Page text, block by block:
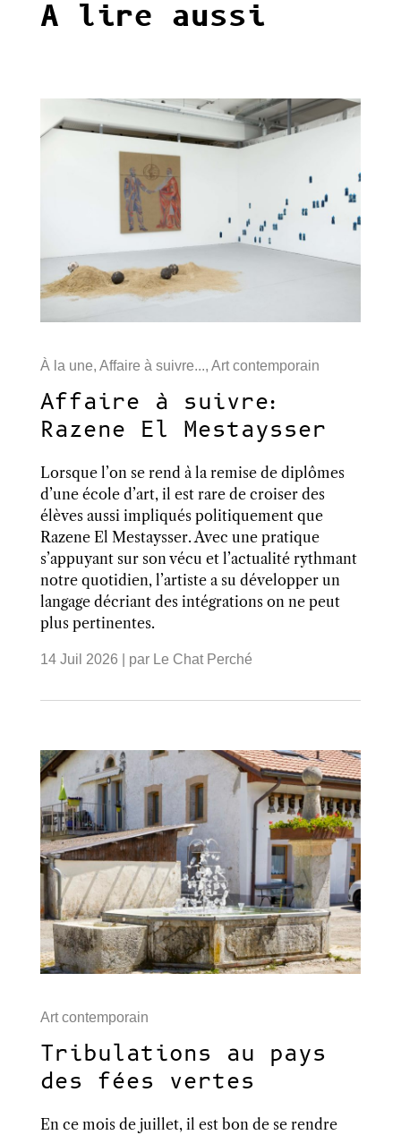
A lire aussi
À la une, Affaire à suivre..., Art contemporain
Affaire à suivre:
Razene El Mestaysser
Lorsque l’on se rend à la remise de diplômes
d’une école d’art, il est rare de croiser des
élèves aussi impliqués politiquement que
Razene El Mestaysser. Avec une pratique
s’appuyant sur son vécu et l’actualité rythmant
notre quotidien, l’artiste a su développer un
langage décriant des intégrations on ne peut
plus pertinentes.
14 Juil 2026 | par Le Chat Perché
Art contemporain
Tribulations au pays
des fées vertes
En ce mois de juillet, il est bon de se rendre